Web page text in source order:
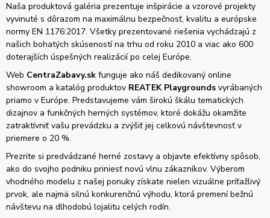
Naša produktová galéria prezentuje inšpirácie a vzorové projekty
vyvinuté s dôrazom na maximálnu bezpečnosť, kvalitu a európske
normy EN 1176:2017. Všetky prezentované riešenia vychádzajú z
našich bohatých skúseností na trhu od roku 2010 a viac ako 600
doterajších úspešných realizácií po celej Európe.
Web CentraZabavy.sk funguje ako náš dedikovaný online
showroom a katalóg produktov REATEK Playgrounds vyrábaných
priamo v Európe. Predstavujeme vám širokú škálu tematických
dizajnov a funkčných herných systémov, ktoré dokážu okamžite
zatraktívniť vašu prevádzku a zvýšiť jej celkovú návštevnosť v
priemere o 20 %.
Prezrite si predvádzané herné zostavy a objavte efektívny spôsob,
ako do svojho podniku priniesť novú vlnu zákazníkov. Výberom
vhodného modelu z našej ponuky získate nielen vizuálne príťažlivý
prvok, ale najmä silnú konkurenčnú výhodu, ktorá premení bežnú
návštevu na dlhodobú lojalitu celých rodín.